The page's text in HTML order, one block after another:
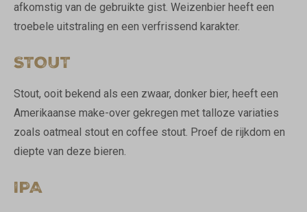
afkomstig van de gebruikte gist. Weizenbier heeft een
troebele uitstraling en een verfrissend karakter.
STOUT
Stout, ooit bekend als een zwaar, donker bier, heeft een
Amerikaanse make-over gekregen met talloze variaties
zoals oatmeal stout en coffee stout. Proef de rijkdom en
diepte van deze bieren.
IPA